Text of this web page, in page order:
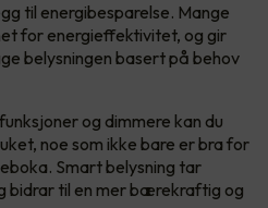
til energibesparelse. Mange
for energieffektivitet, og gir
belysningen basert på behov
og dimmere kan du
noe som ikke bare er bra for
Smart belysning tar
bidrar til en mer bærekraftig og